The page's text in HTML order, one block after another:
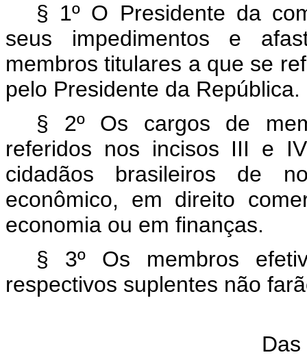
§ 1º O Presidente da
seus impedimentos e
membros titulares a que se
pelo Presidente da República.
§ 2º Os cargos de
referidos nos incisos III e
cidadãos brasileiros de
econômico, em direito
economia ou em finanças.
§ 3º Os membros
respectivos suplentes não